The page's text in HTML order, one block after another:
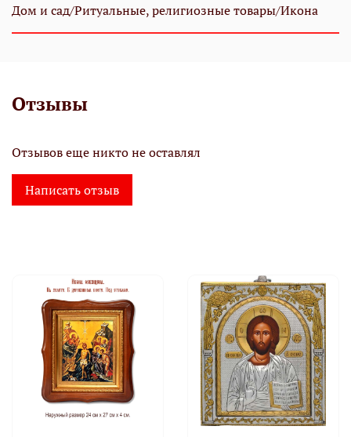
Дом и сад/Ритуальные, религиозные товары/Икона
Отзывы
Отзывов еще никто не оставлял
Написать отзыв